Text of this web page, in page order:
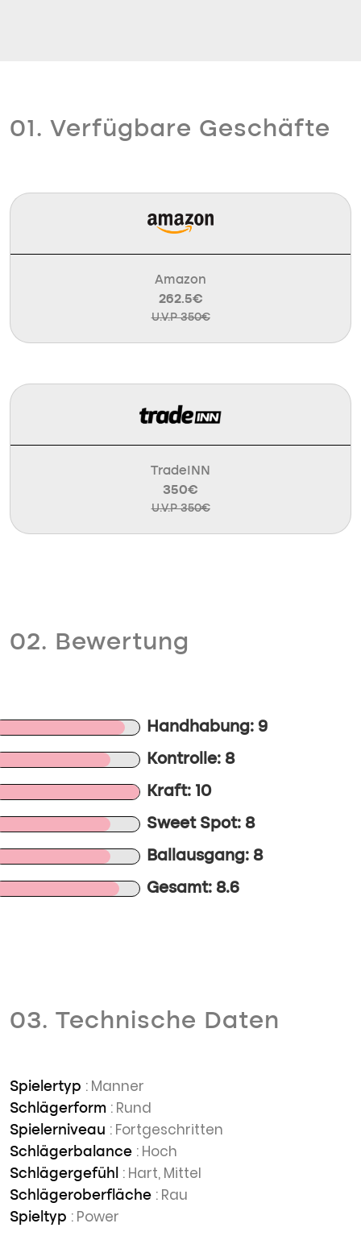
01. Verfügbare Geschäfte
Amazon
262.5€
U.V.P 350€
TradeINN
350€
U.V.P 350€
02. Bewertung
Handhabung: 9
Kontrolle: 8
Kraft: 10
Sweet Spot: 8
Ballausgang: 8
Gesamt: 8.6
03. Technische Daten
Spielertyp : Manner
Schlägerform : Rund
Spielerniveau : Fortgeschritten
Schlägerbalance : Hoch
Schlägergefühl : Hart, Mittel
Schlägeroberfläche : Rau
Spieltyp : Power